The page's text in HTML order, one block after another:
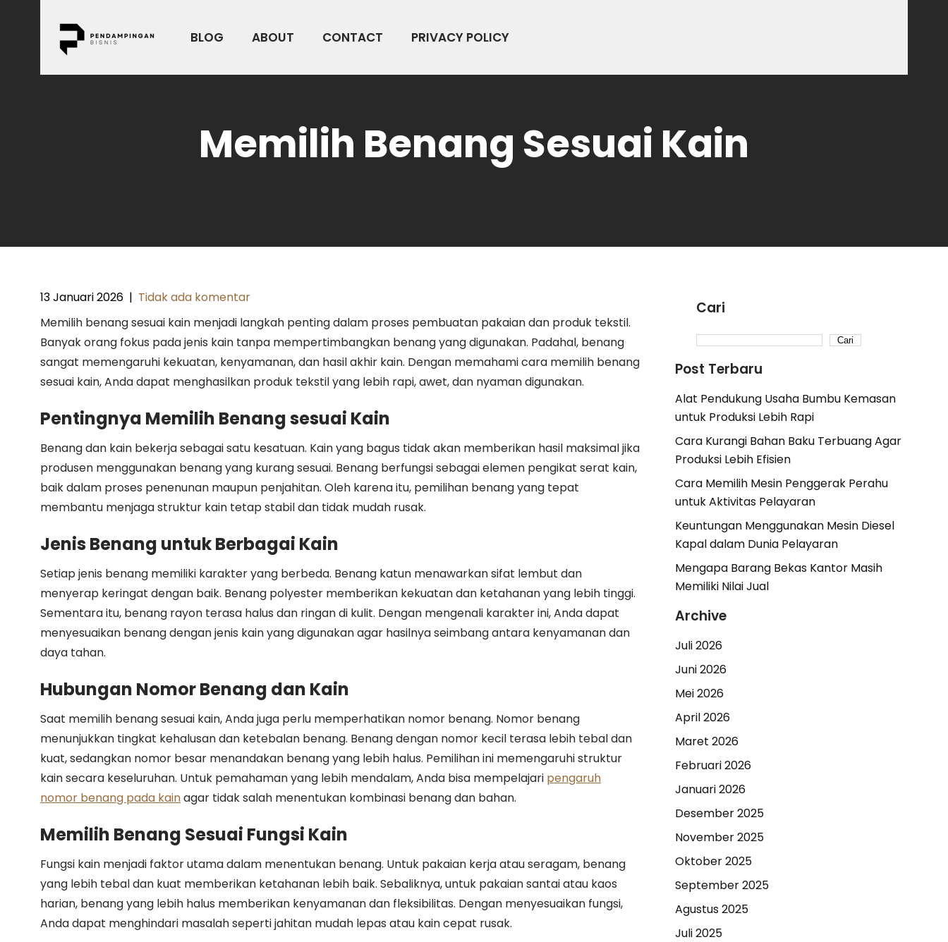
BLOG ABOUT CONTACT PRIVACY POLICY
Memilih Benang Sesuai Kain
13 Januari 2026 | Tidak ada komentar
Memilih benang sesuai kain menjadi langkah penting dalam proses pembuatan pakaian dan produk tekstil.
Banyak orang fokus pada jenis kain tanpa mempertimbangkan benang yang digunakan. Padahal, benang
sangat memengaruhi kekuatan, kenyamanan, dan hasil akhir kain. Dengan memahami cara memilih benang
sesuai kain, Anda dapat menghasilkan produk tekstil yang lebih rapi, awet, dan nyaman digunakan.
Pentingnya Memilih Benang sesuai Kain
Benang dan kain bekerja sebagai satu kesatuan. Kain yang bagus tidak akan memberikan hasil maksimal jika
produsen menggunakan benang yang kurang sesuai. Benang berfungsi sebagai elemen pengikat serat kain,
baik dalam proses penenunan maupun penjahitan. Oleh karena itu, pemilihan benang yang tepat
membantu menjaga struktur kain tetap stabil dan tidak mudah rusak.
Jenis Benang untuk Berbagai Kain
Setiap jenis benang memiliki karakter yang berbeda. Benang katun menawarkan sifat lembut dan
menyerap keringat dengan baik. Benang polyester memberikan kekuatan dan ketahanan yang lebih tinggi.
Sementara itu, benang rayon terasa halus dan ringan di kulit. Dengan mengenali karakter ini, Anda dapat
menyesuaikan benang dengan jenis kain yang digunakan agar hasilnya seimbang antara kenyamanan dan
daya tahan.
Hubungan Nomor Benang dan Kain
Saat memilih benang sesuai kain, Anda juga perlu memperhatikan nomor benang. Nomor benang
menunjukkan tingkat kehalusan dan ketebalan benang. Benang dengan nomor kecil terasa lebih tebal dan
kuat, sedangkan nomor besar menandakan benang yang lebih halus. Pemilihan ini memengaruhi struktur
kain secara keseluruhan. Untuk pemahaman yang lebih mendalam, Anda bisa mempelajari pengaruh
nomor benang pada kainagar tidak salah menentukan kombinasi benang dan bahan.
Memilih Benang Sesuai Fungsi Kain
Fungsi kain menjadi faktor utama dalam menentukan benang. Untuk pakaian kerja atau seragam, benang
yang lebih tebal dan kuat memberikan ketahanan lebih baik. Sebaliknya, untuk pakaian santai atau kaos
harian, benang yang lebih halus memberikan kenyamanan dan fleksibilitas. Dengan menyesuaikan fungsi,
Anda dapat menghindari masalah seperti jahitan mudah lepas atau kain cepat rusak.
Cari
Cari
Post Terbaru
Alat Pendukung Usaha Bumbu Kemasan
untuk Produksi Lebih Rapi
Cara Kurangi Bahan Baku Terbuang Agar
Produksi Lebih Efisien
Cara Memilih Mesin Penggerak Perahu
untuk Aktivitas Pelayaran
Keuntungan Menggunakan Mesin Diesel
Kapal dalam Dunia Pelayaran
Mengapa Barang Bekas Kantor Masih
Memiliki Nilai Jual
Archive
Juli 2026
Juni 2026
Mei 2026
April 2026
Maret 2026
Februari 2026
Januari 2026
Desember 2025
November 2025
Oktober 2025
September 2025
Agustus 2025
Juli 2025